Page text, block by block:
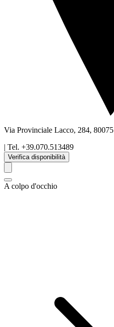
Via Provinciale Lacco, 284, 80075
| Tel. +39.070.513489
Verifica disponibilità
A colpo d'occhio